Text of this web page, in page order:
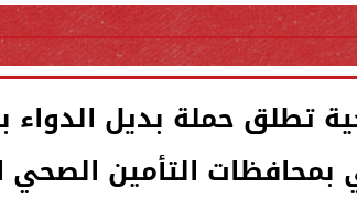
تطلق حملة بديل الدواء
بمحافظات التأمين